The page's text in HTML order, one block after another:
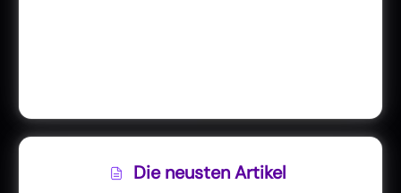
Die neusten Artikel